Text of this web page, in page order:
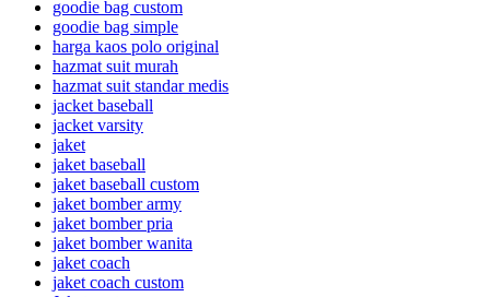
goodie bag custom
goodie bag simple
harga kaos polo original
hazmat suit murah
hazmat suit standar medis
jacket baseball
jacket varsity
jaket
jaket baseball
jaket baseball custom
jaket bomber army
jaket bomber pria
jaket bomber wanita
jaket coach
jaket coach custom